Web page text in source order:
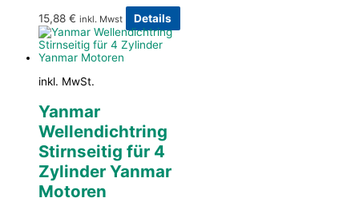
15,88 € inkl. Mwst Details
inkl. MwSt.
Yanmar
Wellendichtring
Stirnseitig für 4
Zylinder Yanmar
Motoren